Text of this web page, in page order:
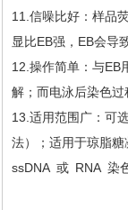
11.信噪比好：样品
显比EB强，EB会导
12.操作简单：与EB
解；而电泳后染色
13.适用范围广：可
法）；适用于琼脂
ssDNA 或 RNA 染